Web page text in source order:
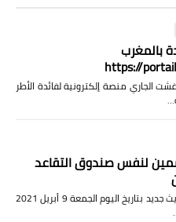
بالمغرب
https://
الجاري منصة إلكترونية لفائدة الأطر
لنفس صندوق التقاعد
قام موقع الصندوق المغربي للتقاعد بتحديث جديد بتاريخ اليوم الجمعة 9 أبريل 2021